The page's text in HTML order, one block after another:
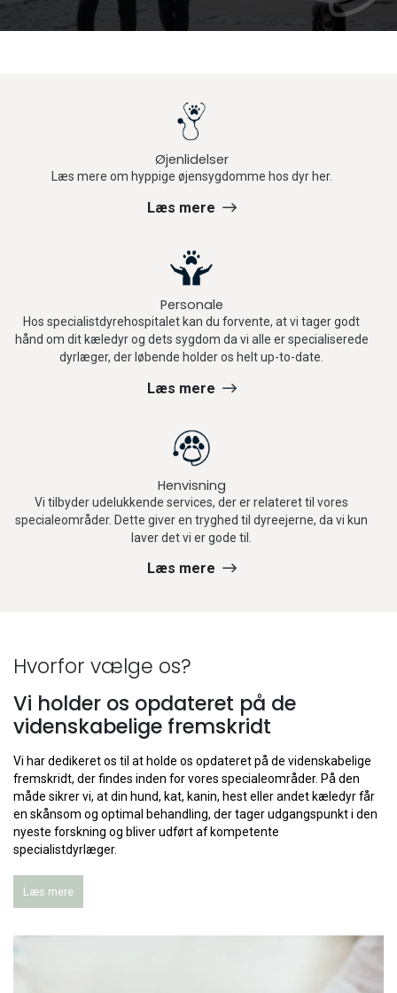
Øjenlidelser
Læs mere om hyppige øjensygdomme hos dyr her.
Læs mere
Personale
Hos specialistdyrehospitalet kan du forvente, at vi tager godt
hånd om dit kæledyr og dets sygdom da vi alle er specialiserede
dyrlæger, der løbende holder os helt up-to-date.
Læs mere
Henvisning
Vi tilbyder udelukkende services, der er relateret til vores
specialeområder. Dette giver en tryghed til dyreejerne, da vi kun
laver det vi er gode til.
Læs mere
Hvorfor vælge os?
Vi holder os opdateret på de
videnskabelige fremskridt
Vi har dedikeret os til at holde os opdateret på de videnskabelige
fremskridt, der findes inden for vores specialeområder. På den
måde sikrer vi, at din hund, kat, kanin, hest eller andet kæledyr får
en skånsom og optimal behandling, der tager udgangspunkt i den
nyeste forskning og bliver udført af kompetente
specialistdyrlæger.
Læs mere